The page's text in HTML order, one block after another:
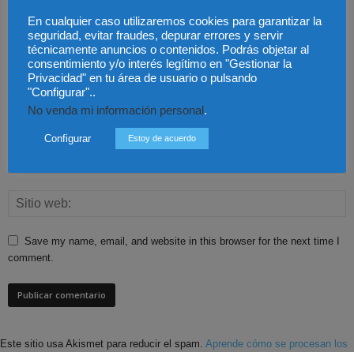
Save my name, email, and website in this browser for the next time I
comment.
Este sitio usa Akismet para reducir el spam. Aprende cómo se procesan los
En cualquier caso utilizaremos cookies para garantizar la
seguridad, evitar fraudes, depurar errores y servir
técnicamente anuncios o contenidos. Podrás objetar al
consentimiento y/o interés legítimo en "Gestionar la
Privacidad" en tu área de usuario o pulsando
"Configurar"..
No venda mi información personal.
Configurar Estoy de acuerdo